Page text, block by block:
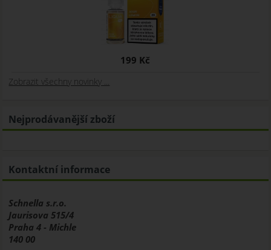
199 Kč
Zobrazit všechny novinky ...
Nejprodávanější zboží
Kontaktní informace
Schnella s.r.o.
Jaurisova 515/4
Praha 4 - Michle
140 00